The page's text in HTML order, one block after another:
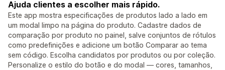
Ajuda clientes a escolher mais rápido.
Este app mostra especificações de produtos lado a lado em
um modal limpo na página do produto. Cadastre dados de
comparação por produto no painel, salve conjuntos de rótulos
como predefinições e adicione um botão Comparar ao tema
sem código. Escolha candidatos por produtos ou por coleção.
Personalize o estilo do botão e do modal — cores, tamanhos,